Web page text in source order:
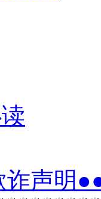
诈声明